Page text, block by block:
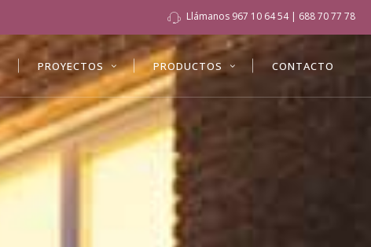
Llámanos 967 10 64 54| 688 70 77 78
PROYECTOS PRODUCTOS CONTACTO